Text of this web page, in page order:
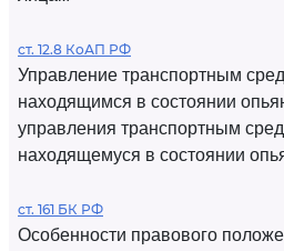
ст. 12.8 КоАП РФ
Управление транспортным
находящимся в состоянии
управления транспортным
находящемуся в состоянии
ст. 161 БК РФ
Особенности правового